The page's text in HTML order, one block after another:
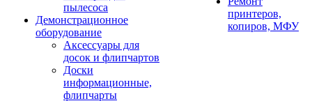
пылесоса
Демонстрационное
оборудование
Аксессуары для
досок и флипчартов
Доски
информационные,
флипчарты
принтеров,
копиров, МФУ